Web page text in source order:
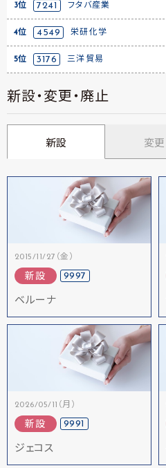
3位 7241 フタバ産業
4位 4549 栄研化学
5位 3176 三洋貿易
新設・変更・廃止
新設 変更
2015/11/27（金）
新設 9997
ベルーナ
2026/05/11（月）
新設 9991
ジェコス